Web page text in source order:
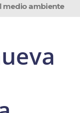
medio ambiente